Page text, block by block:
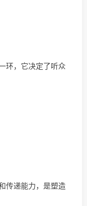
环，它决定了听众
传递能力，是塑造